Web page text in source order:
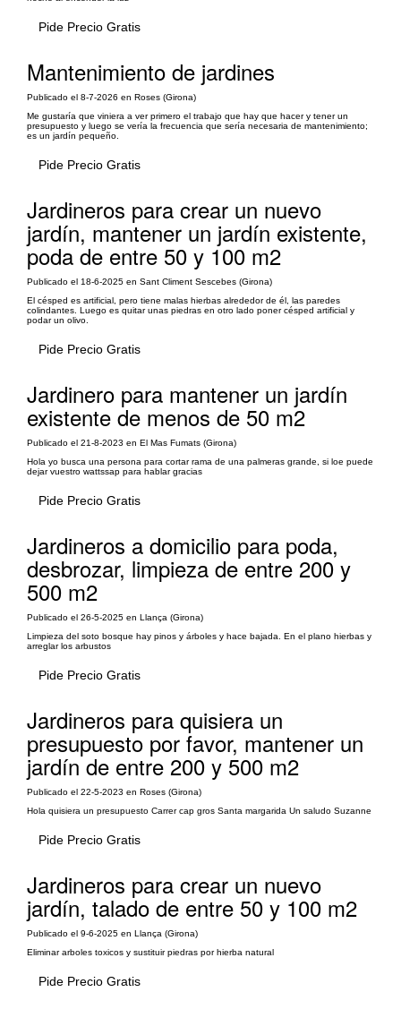
Pide Precio Gratis
Mantenimiento de jardines
Publicado el 8-7-2026 en Roses (Girona)
Me gustaría que viniera a ver primero el trabajo que hay que hacer y tener un
presupuesto y luego se vería la frecuencia que sería necesaria de mantenimiento;
es un jardín pequeño.
Pide Precio Gratis
Jardineros para crear un nuevo
jardín, mantener un jardín existente,
poda de entre 50 y 100 m2
Publicado el 18-6-2025 en Sant Climent Sescebes (Girona)
El césped es artificial, pero tiene malas hierbas alrededor de él, las paredes
colindantes. Luego es quitar unas piedras en otro lado poner césped artificial y
podar un olivo.
Pide Precio Gratis
Jardinero para mantener un jardín
existente de menos de 50 m2
Publicado el 21-8-2023 en El Mas Fumats (Girona)
Hola yo busca una persona para cortar rama de una palmeras grande, si loe puede
dejar vuestro wattssap para hablar gracias
Pide Precio Gratis
Jardineros a domicilio para poda,
desbrozar, limpieza de entre 200 y
500 m2
Publicado el 26-5-2025 en Llança (Girona)
Limpieza del soto bosque hay pinos y árboles y hace bajada. En el plano hierbas y
arreglar los arbustos
Pide Precio Gratis
Jardineros para quisiera un
presupuesto por favor, mantener un
jardín de entre 200 y 500 m2
Publicado el 22-5-2023 en Roses (Girona)
Hola quisiera un presupuesto Carrer cap gros Santa margarida Un saludo Suzanne
Pide Precio Gratis
Jardineros para crear un nuevo
jardín, talado de entre 50 y 100 m2
Publicado el 9-6-2025 en Llança (Girona)
Eliminar arboles toxicos y sustituir piedras por hierba natural
Pide Precio Gratis